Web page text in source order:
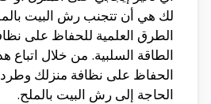
لك هي أن تتجنب رش البيت
الطرق العلمية للحفاظ على
الطاقة السلبية. من خلال اتباع
الحفاظ على نظافة منزلك وطرد
الحاجة إلى رش البيت بالملح.